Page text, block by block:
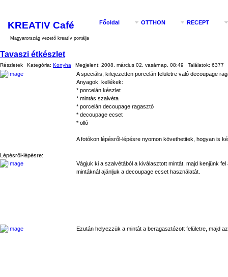
KREATIV Café
Magyarország vezető kreatív portálja
Főoldal OTTHON RECEPT
Tavaszi étkészlet
Részletek Kategória: Konyha Megjelent: 2008. március 02. vasárnap, 08:49 Találatok: 6377
A speciális, kifejezetten porcelán felületre való decoupage
Anyagok, kellékek:
* porcelán készlet
* mintás szalvéta
* porcelán decoupage ragasztó
* decoupage ecset
* olló
A fotókon lépésről-lépésre nyomon követhetitek, hogyan is
Lépésről-lépésre:
Vágjuk ki a szalvétából a kiválasztott mintát, majd kenjünk
mintáknál ajánljuk a decoupage ecset használatát.
Ezután helyezzük a mintát a beragasztózott felületre, majd